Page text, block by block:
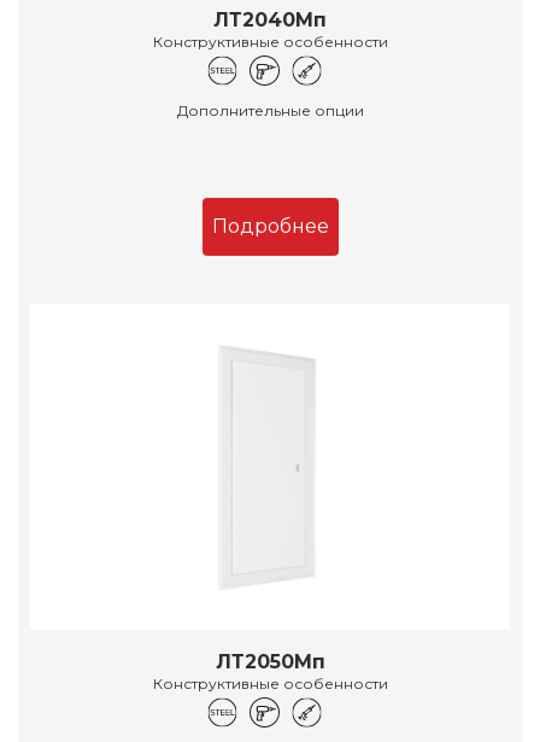
ЛТ2040Мп
Конструктивные особенности
Дополнительные опции
Подробнее
ЛТ2050Мп
Конструктивные особенности